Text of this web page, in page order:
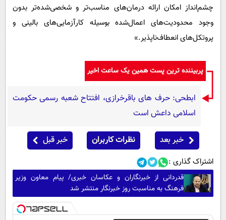
چشم‌انداز امکان ارائه درمان‌های مناسب‌تر و شخصی‌شده‌تر بدون
وجود محدودیت‌های اعمال‌شده بوسیله کارآزمایی‌های بالینی و
پروتکل‌های انعطاف‌ناپذیر.»
پربیننده ترین پست همین یک ساعت اخیر
ابطحی: حرف های باقرخرازی، افتتاح شعبه رسمی حکومت
اسلامی داعش است
خبر بعد نظرات کاربران خبر قبل
اشتراک گذاری :
قدردانی از خبرنگاران و عکاسان خبری/ پیام معاون وزیر
فرهنگ به مناسبت روز خبرنگار منتشر شد